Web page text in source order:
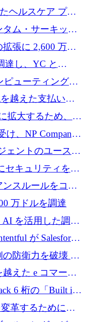
150万ユーロを調
ヘルスケア プラ
万ドルを投資
ム・サーキット
ンドの資金調達
張に 2,600 万ド
達し、YC と
受信箱を立ち上
ピューティングの
1 億 1,500 万ユ
越えた支払いを
ロを確保
拡大するため、25
ドルのシリーズD
け、NP Company
を推進するために
を確保
ェントのユースケ
万ドルを調達
セキュリティをも
調達
スルールをコー
調達
万ドルを調達
AI を活用した調達
フォームを構築
が Salesforce
の防衛力を破壊 —
ートアップがそ
えた e コマース
ズ A で 400 万ド
6 桁の「Built in
革するために